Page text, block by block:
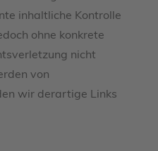
inhaltliche Kontrolle
ohne konkrete
nicht
von
wir derartige Links